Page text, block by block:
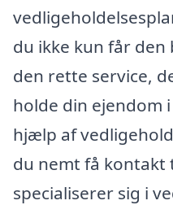
du ikke kun får den
den rette service,
holde din ejendom
hjælp af
du nemt få
specialiserer sig i